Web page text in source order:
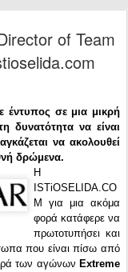
of Team
έντυπος σε μια μικρή
δυνατότητα να είναι
να ακολουθεί
δρώμενα.
Η
ISTiOSELIDA.CO
M για μια ακόμα
φορά κατάφερε να
πρωτοτυπήσει και
που είναι πίσω από
των αγώνων Extreme